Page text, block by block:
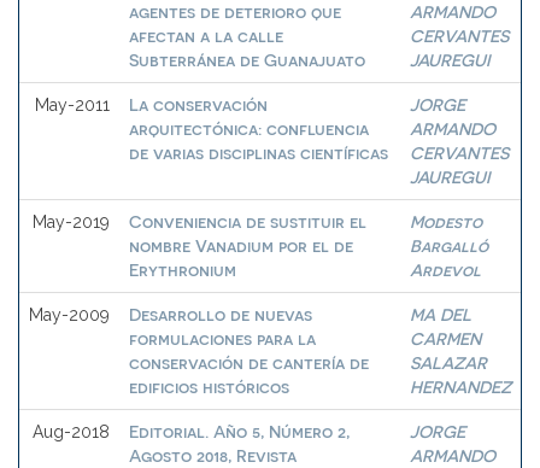
agentes de deterioro que
afectan a la calle
Subterránea de Guanajuato
ARMANDO
CERVANTES
JAUREGUI
May-2011
La conservación
arquitectónica: confluencia
de varias disciplinas científicas
JORGE
ARMANDO
CERVANTES
JAUREGUI
May-2019
Conveniencia de sustituir el
nombre Vanadium por el de
Erythronium
Modesto
Bargalló
Ardevol
May-2009
Desarrollo de nuevas
formulaciones para la
conservación de cantería de
edificios históricos
MA DEL
CARMEN
SALAZAR
HERNANDEZ
Aug-2018
Editorial. Año 5, Número 2,
Agosto 2018, Revista
JORGE
ARMANDO